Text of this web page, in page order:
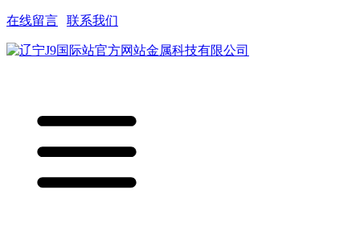
在线留言 联系我们